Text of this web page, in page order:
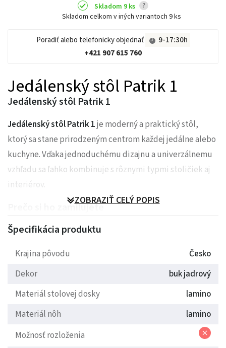
Skladom 9 ks ?
Skladom celkom v iných variantoch 9 ks
Poradiť alebo telefonicky objednať
9-17:30h
+421 907 615 760
Jedálenský stôl Patrik 1
Jedálenský stôl Patrik 1
Jedálenský stôl Patrik 1je moderný a praktický stôl,
ktorý sa stane prirodzeným centrom každej jedálne alebo
kuchyne. Vďaka jednoduchému dizajnu a univerzálnemu
vzhľadu sa ľahko kombinuje s rôznymi typmi stoličiek aj
interiérov.
Prečo si ho zamilujete
Stôl Patrik 1 je navrhnutý tak, aby priniesol do
pôsobil esteticky a upratane. Je ideálny na každodenné
používanie aj rodinné stretnutia.
Oceníte najmäkombináciu jednoduchej elegancie,
praktickosti a univerzálneho dizajnu
, ktorý zapadne do
moderných aj klasických interiérov.
ZOBRAZIŤ CELÝ POPIS
Špecifikácia produktu
Krajina pôvodu
Česko
Dekor
buk jadrový
Materiál stolovej dosky
lamino
Materiál nôh
lamino
Možnosť rozloženia